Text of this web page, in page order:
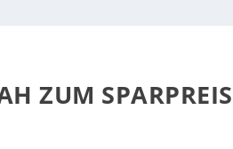
ZUM SPARPREIS